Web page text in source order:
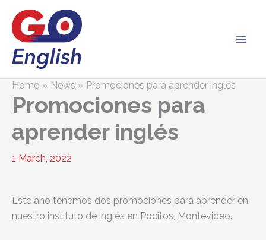
content
Home News Promociones para aprender inglés
Promociones para
aprender inglés
1 March, 2022
Este año tenemos dos promociones para aprender en
nuestro instituto de inglés en Pocitos, Montevideo.